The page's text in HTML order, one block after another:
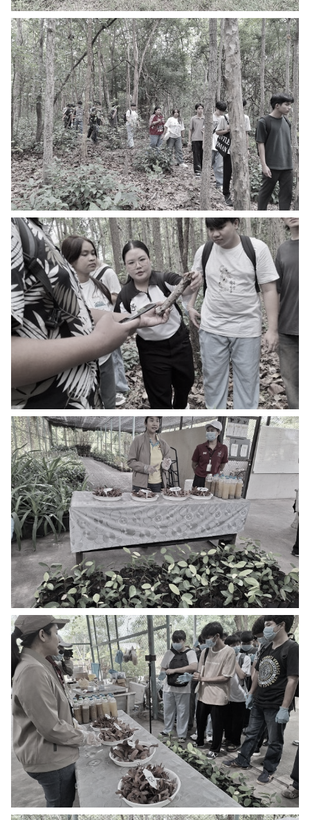
ค้นหา
สำหรับ:
RC Activity
ส่งข่าวประชาสัมพันธ์
ปฏิทิน
ส่งข่าวประชาสัมพันธ์
RC Activity